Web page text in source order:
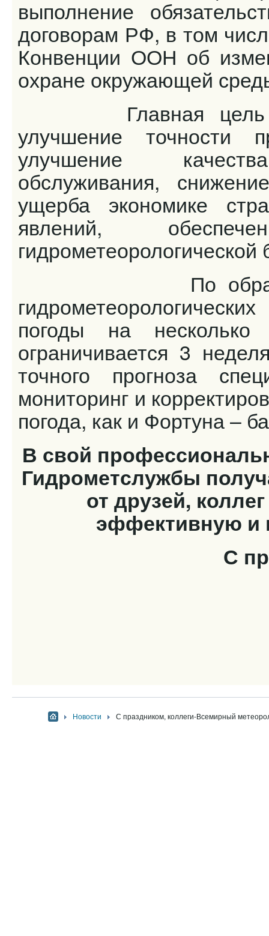
выполнение
договорам РФ, в том
Конвенции ООН об
охране окружающей
Главная цель
улучшение точности
улучшение качества
обслуживания,
ущерба экономике
явлений,
По
погоды на несколько
ограничивается 3
точного прогноза
мониторинг и
погода, как и Фортуна –
В свой
Гидрометслужбы
от друзей,
эффективную и
С
Новости С праздником, коллеги-Всемирный